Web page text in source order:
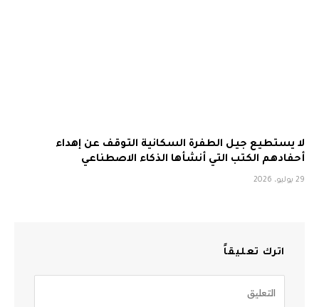
لا يستطيع جيل الطفرة السكانية التوقف عن إهداء
أحفادهم الكتب التي أنشأها الذكاء الاصطناعي
29 يوليو، 2026
اترك تعليقاً